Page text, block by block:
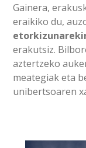
Gainera,
eraikiko du,
erakutsiz.
aztertzeko
meategiak eta
unibertsoaren